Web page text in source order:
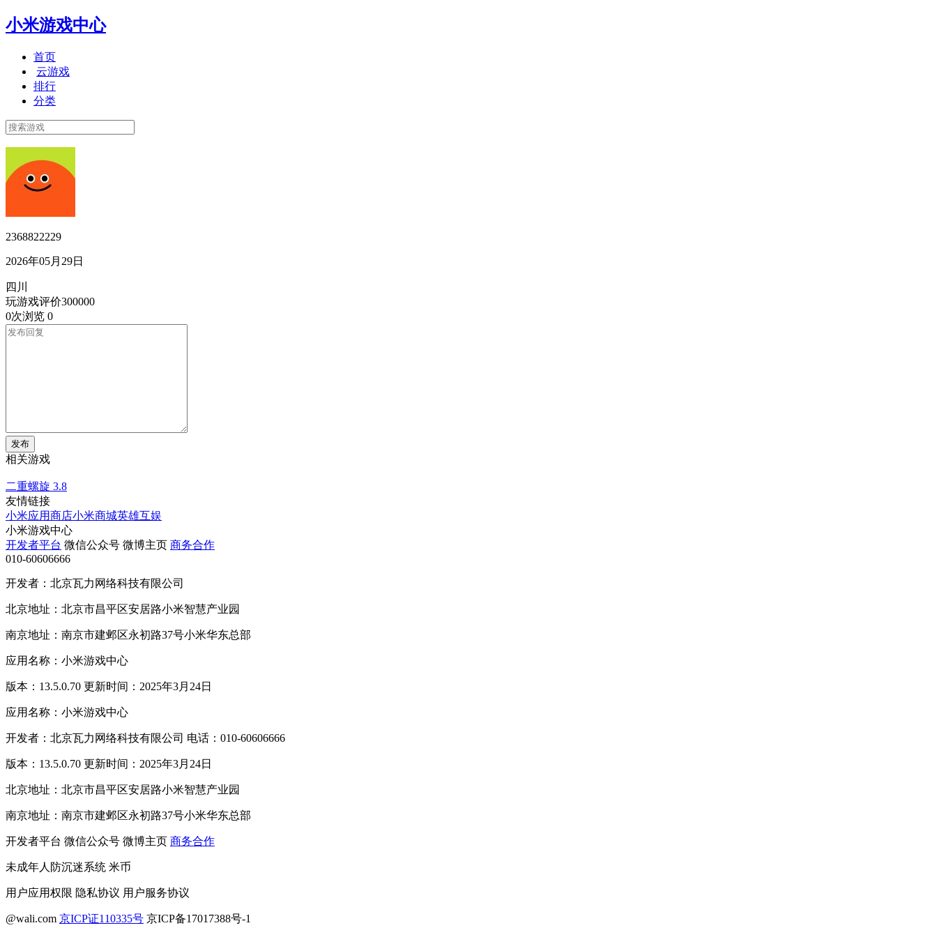
小米游戏中心
首页
云游戏
排行
分类
2368822229
2026年05月29日
四川
玩游戏评价300000
0次浏览 0
发布
相关游戏
二重螺旋 3.8
友情链接
小米应用商店小米商城英雄互娱
小米游戏中心
开发者平台 微信公众号 微博主页 商务合作
010-60606666
开发者：北京瓦力网络科技有限公司
北京地址：北京市昌平区安居路小米智慧产业园
南京地址：南京市建邺区永初路37号小米华东总部
应用名称：小米游戏中心
版本：13.5.0.70 更新时间：2025年3月24日
应用名称：小米游戏中心
开发者：北京瓦力网络科技有限公司 电话：010-60606666
版本：13.5.0.70 更新时间：2025年3月24日
北京地址：北京市昌平区安居路小米智慧产业园
南京地址：南京市建邺区永初路37号小米华东总部
开发者平台 微信公众号 微博主页 商务合作
未成年人防沉迷系统 米币
用户应用权限 隐私协议 用户服务协议
@wali.com 京ICP证110335号 京ICP备17017388号-1